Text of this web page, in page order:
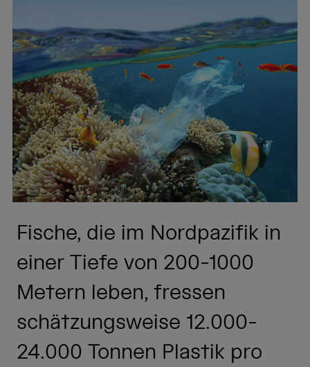
Fische, die im Nordpazifik in
einer Tiefe von 200-1000
Metern leben, fressen
schätzungsweise 12.000-
24.000 Tonnen Plastik pro